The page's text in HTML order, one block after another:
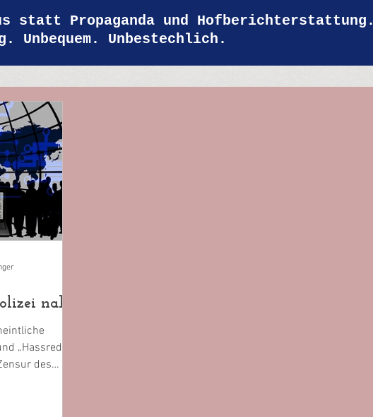
statt Propaganda und Hofberichterstattung.
Unbequem. Unbestechlich.
naht
„Hassrede“
des